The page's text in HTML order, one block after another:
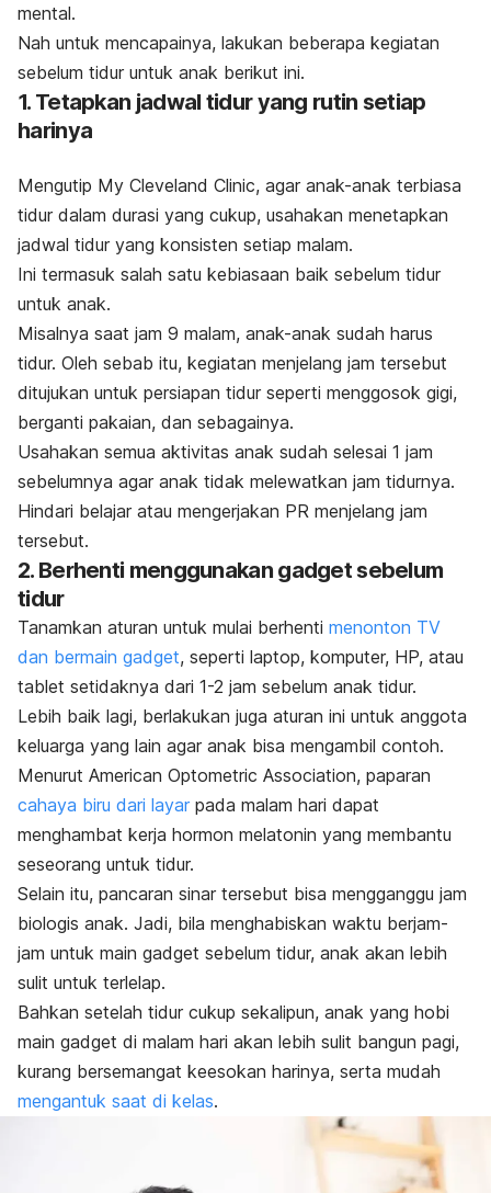
mental.
Nah untuk mencapainya, lakukan beberapa kegiatan
sebelum tidur untuk anak berikut ini.
1. Tetapkan jadwal tidur yang rutin setiap
harinya
Mengutip My Cleveland Clinic, agar anak-anak terbiasa
tidur dalam durasi yang cukup, usahakan menetapkan
jadwal tidur yang konsisten setiap malam.
Ini termasuk salah satu kebiasaan baik sebelum tidur
untuk anak.
Misalnya saat jam 9 malam, anak-anak sudah harus
tidur. Oleh sebab itu, kegiatan menjelang jam tersebut
ditujukan untuk persiapan tidur seperti menggosok gigi,
berganti pakaian, dan sebagainya.
Usahakan semua aktivitas anak sudah selesai 1 jam
sebelumnya agar anak tidak melewatkan jam tidurnya.
Hindari belajar atau mengerjakan PR menjelang jam
tersebut.
2. Berhenti menggunakan gadget sebelum
tidur
Tanamkan aturan untuk mulai berhenti menonton TV
dan bermain gadget, seperti laptop, komputer, HP, atau
tablet setidaknya dari 1-2 jam sebelum anak tidur.
Lebih baik lagi, berlakukan juga aturan ini untuk anggota
keluarga yang lain agar anak bisa mengambil contoh.
Menurut American Optometric Association, paparan
cahaya biru dari layar pada malam hari dapat
menghambat kerja hormon melatonin yang membantu
seseorang untuk tidur.
Selain itu, pancaran sinar tersebut bisa mengganggu jam
biologis anak. Jadi, bila menghabiskan waktu berjam-
jam untuk main gadget sebelum tidur, anak akan lebih
sulit untuk terlelap.
Bahkan setelah tidur cukup sekalipun, anak yang hobi
main gadget di malam hari akan lebih sulit bangun pagi,
kurang bersemangat keesokan harinya, serta mudah
mengantuk saat di kelas.